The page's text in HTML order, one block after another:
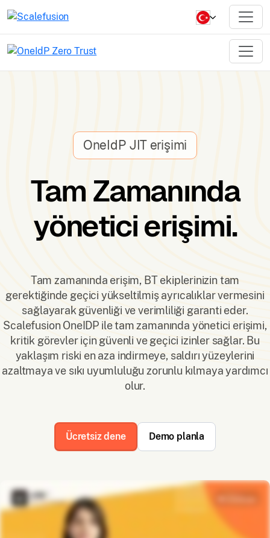
OneIdP JIT erişimi
Tam Zamanında
yönetici erişimi.
Tam zamanında erişim, BT ekiplerinizin tam
gerektiğinde geçici yükseltilmiş ayrıcalıklar vermesini
sağlayarak güvenliği ve verimliliği garanti eder.
Scalefusion OneIDP ile tam zamanında yönetici erişimi,
kritik görevler için güvenli ve geçici izinler sağlar. Bu
yaklaşım riski en aza indirmeye, saldırı yüzeylerini
azaltmaya ve sıkı uyumluluğu zorunlu kılmaya yardımcı
olur.
Ücretsiz dene Demo planla